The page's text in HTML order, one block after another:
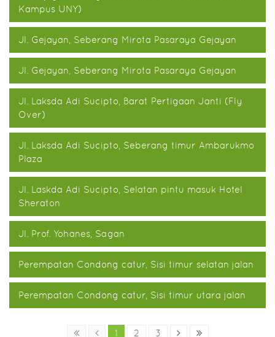
Kampus UNY)
Jl. Gejayan, Seberang Mirota Pasaraya Gejayan
Jl. Gejayan, Seberang Mirota Pasaraya Gejayan
Jl. Laksda Adi Sucipto, Barat Pertigaan Janti (Fly
Over)
Jl. Laksda Adi Sucipto, Seberang timur Ambarukmo
Plaza
Jl. Laskda Adi Sucipto, Selatan pintu masuk Hotel
Sheraton
Jl. Prof. Yohanes, Sagan
Perempatan Condong catur, Sisi timur selatan jalan
Perempatan Condong catur, Sisi timur utara jalan
1 2 3